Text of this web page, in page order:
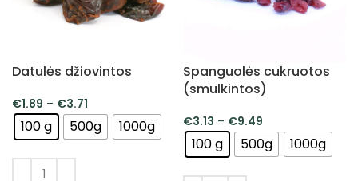
Datulės džiovintos
€1.89 – €3.71
100 g 500g 1000g
Spanguolės cukruotos
(smulkintos)
€3.13 – €9.49
100 g 500g 1000g